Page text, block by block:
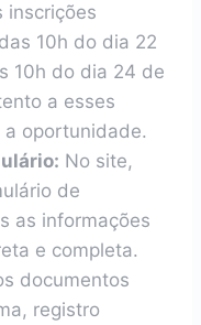
inscrições
10h do dia 22
10h do dia 24 de
a esses
a oportunidade.
No site,
de
as informações
e completa.
documentos
registro